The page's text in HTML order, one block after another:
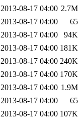
2013-08-17 04:00 2.7M
2013-08-17 04:00
65
2013-08-17 04:00
94K
2013-08-17 04:00 181K
2013-08-17 04:00 240K
2013-08-17 04:00 170K
2013-08-17 04:00 1.9M
2013-08-17 04:00
65
2013-08-17 04:00 107K